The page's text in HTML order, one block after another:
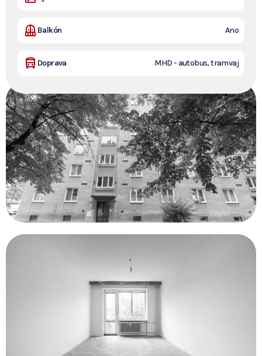
Nemovitost již není v
nabídce.
Balkón Ano
Doprava MHD - autobus, tramvaj